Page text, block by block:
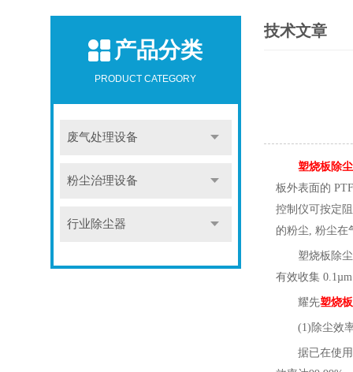
产品分类
PRODUCT CATEGORY
废气处理设备
粉尘治理设备
行业除尘器
技术文章
塑烧板除
板外表面的
控制仪可按定
的粉尘, 粉尘在
塑烧板除
有效收集
耀先塑烧
(1)除尘效
据已在使